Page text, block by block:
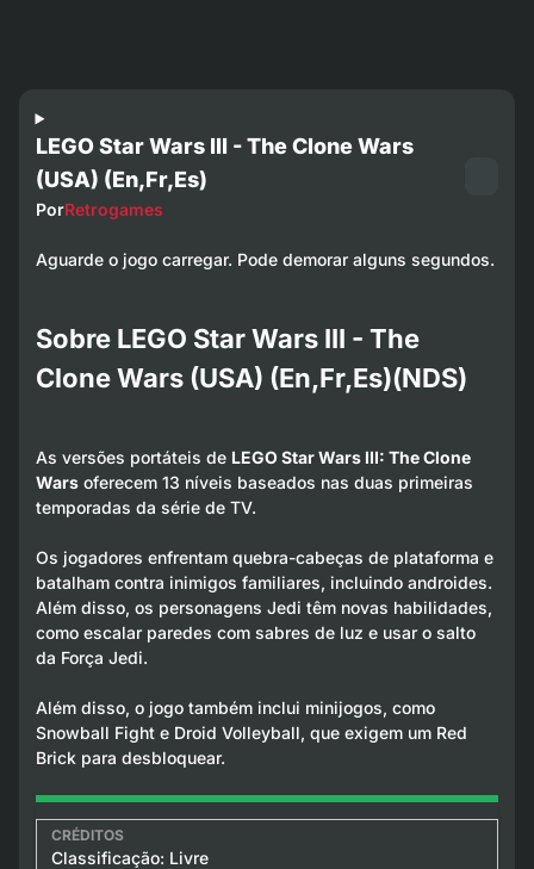
LEGO Star Wars III - The Clone Wars
(USA) (En,Fr,Es)
PorRetrogames
Aguarde o jogo carregar. Pode demorar alguns segundos.
Sobre LEGO Star Wars III - The
Clone Wars (USA) (En,Fr,Es)(NDS)
As versões portáteis de LEGO Star Wars III: The Clone
Warsoferecem 13 níveis baseados nas duas primeiras
temporadas da série de TV.
Os jogadores enfrentam quebra-cabeças de plataforma e
batalham contra inimigos familiares, incluindo androides.
Além disso, os personagens Jedi têm novas habilidades,
como escalar paredes com sabres de luz e usar o salto
da Força Jedi.
Além disso, o jogo também inclui minijogos, como
Snowball Fight e Droid Volleyball, que exigem um Red
Brick para desbloquear.
Classificação: Livre